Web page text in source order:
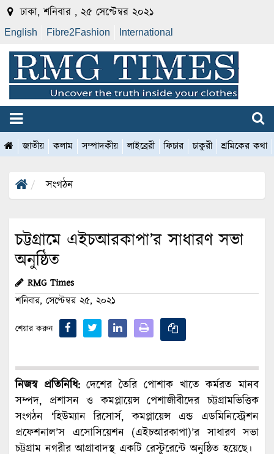
ঢাকা, শনিবার , ২৫ সেপ্টেম্বর ২০২১
English Fibre2Fashion International
জাতীয় কলাম সম্পাদকীয় লাইব্রেরী ফিচার চাকুরী শ্রমিকের কথা
সংগঠন
চট্টগ্রামে এইচআরকাপা’র সাধারণ সভা
অনুষ্ঠিত
RMG Times
শনিবার, সেপ্টেম্বর ২৫, ২০২১
শেয়ার করুন
নিজস্ব প্রতিনিধি:দেশের তৈরি পোশাক খাতে কর্মরত মানব
সম্পদ, প্রশাসন ও কমপ্লায়েন্স পেশাজীবীদের চট্টগ্রামভিত্তিক
সংগঠন ‘হিউম্যান রিসোর্স, কমপ্লায়েন্স এন্ড এডমিনিস্ট্রেশন
প্রফেশনাল’স এসোসিয়েশন (এইচআরকাপা)’র সাধারণ সভা
চট্টগ্রাম নগরীর আগ্রাবাদস্থ একটি রেস্টুরেন্টে অনুষ্ঠিত হয়েছে।